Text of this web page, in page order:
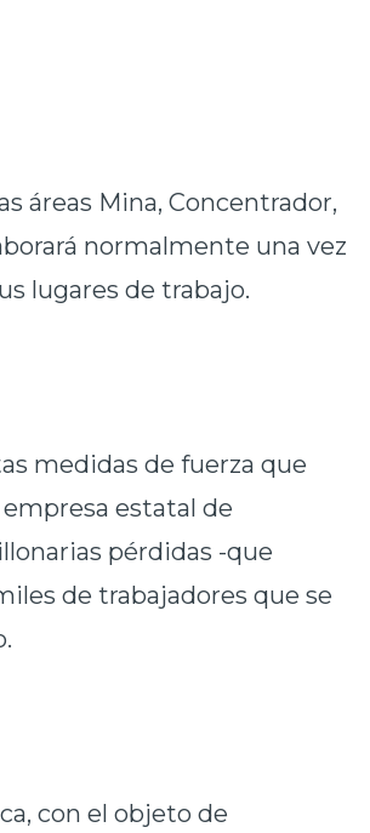
áreas Mina, Concentrador,
normalmente una vez
lugares de trabajo.
medidas de fuerza que
estatal de
pérdidas -que
de trabajadores que se
con el objeto de